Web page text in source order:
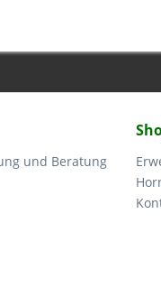
und Beratung